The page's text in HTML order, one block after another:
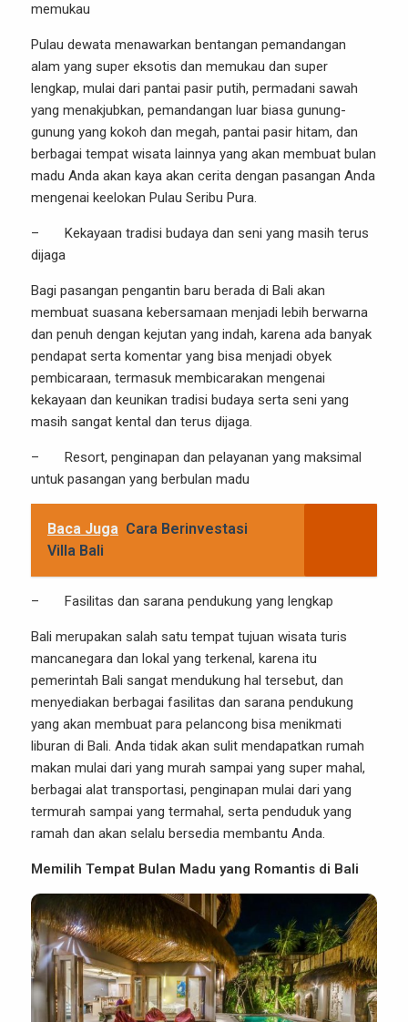
memukau
Pulau dewata menawarkan bentangan pemandangan
alam yang super eksotis dan memukau dan super
lengkap, mulai dari pantai pasir putih, permadani sawah
yang menakjubkan, pemandangan luar biasa gunung-
gunung yang kokoh dan megah, pantai pasir hitam, dan
berbagai tempat wisata lainnya yang akan membuat bulan
madu Anda akan kaya akan cerita dengan pasangan Anda
mengenai keelokan Pulau Seribu Pura.
– Kekayaan tradisi budaya dan seni yang masih terus
dijaga
Bagi pasangan pengantin baru berada di Bali akan
membuat suasana kebersamaan menjadi lebih berwarna
dan penuh dengan kejutan yang indah, karena ada banyak
pendapat serta komentar yang bisa menjadi obyek
pembicaraan, termasuk membicarakan mengenai
kekayaan dan keunikan tradisi budaya serta seni yang
masih sangat kental dan terus dijaga.
– Resort, penginapan dan pelayanan yang maksimal
untuk pasangan yang berbulan madu
Baca Juga Cara Berinvestasi
Villa Bali
– Fasilitas dan sarana pendukung yang lengkap
Bali merupakan salah satu tempat tujuan wisata turis
mancanegara dan lokal yang terkenal, karena itu
pemerintah Bali sangat mendukung hal tersebut, dan
menyediakan berbagai fasilitas dan sarana pendukung
yang akan membuat para pelancong bisa menikmati
liburan di Bali. Anda tidak akan sulit mendapatkan rumah
makan mulai dari yang murah sampai yang super mahal,
berbagai alat transportasi, penginapan mulai dari yang
termurah sampai yang termahal, serta penduduk yang
ramah dan akan selalu bersedia membantu Anda.
Memilih Tempat Bulan Madu yang Romantis di Bali